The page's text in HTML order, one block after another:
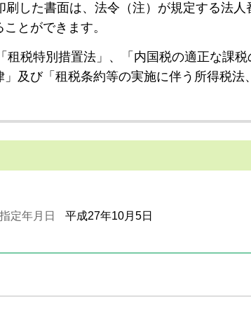
刷した書面は、法令（注）が規定する法
とができます。
租税特別措置法」、「内国税の適正な課
及び「租税条約等の実施に伴う所得税
定年月日 平成27年10月5日